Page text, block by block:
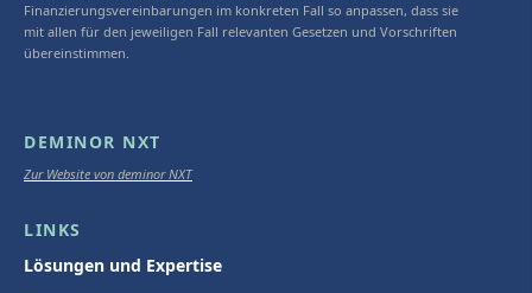
Finanzierungsvereinbarungen im konkreten Fall so anpassen, dass sie
mit allen für den jeweiligen Fall relevanten Gesetzen und Vorschriften
übereinstimmen.
DEMINOR NXT
Zur Website von deminor NXT
LINKS
Lösungen und Expertise